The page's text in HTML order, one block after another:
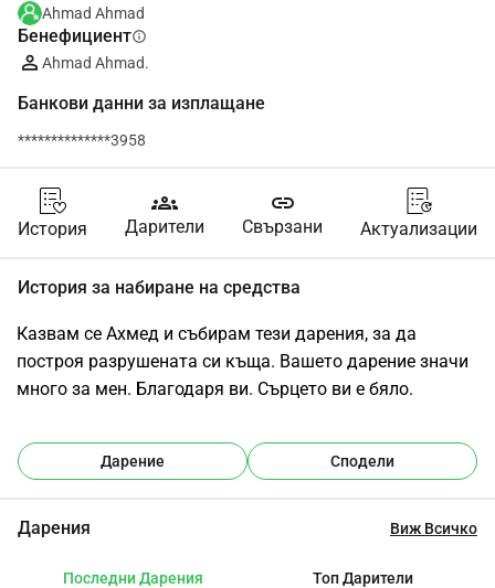
Ahmad Ahmad
Бенефициентinfo
Ahmad Ahmad.
Банкови данни за изплащане
**************3958
История
groups
Дарители
link
Свързани Актуализации
История за набиране на средства
Казвам се Ахмед и събирам тези дарения, за да
построя разрушената си къща. Вашето дарение значи
много за мен. Благодаря ви. Сърцето ви е бяло.
Дарение Сподели
Дарения Виж Всичко
Последни Дарения Топ Дарители